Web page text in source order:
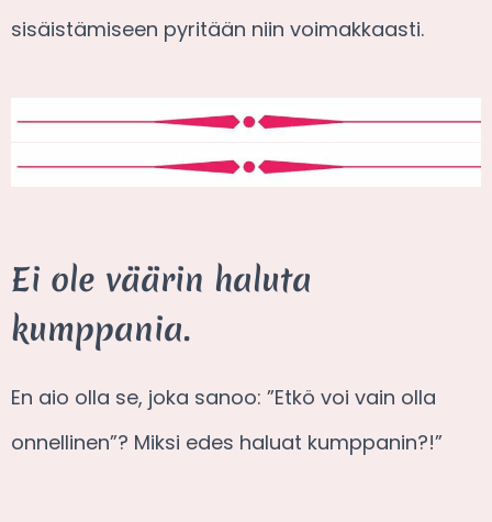
sisäistämiseen pyritään niin voimakkaasti.
Ei ole väärin haluta
kumppania.
En aio olla se, joka sanoo: ”Etkö voi vain olla
onnellinen”? Miksi edes haluat kumppanin?!”